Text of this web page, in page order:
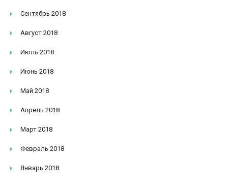
Сентябрь 2018
Август 2018
Июль 2018
Июнь 2018
Май 2018
Апрель 2018
Март 2018
Февраль 2018
Январь 2018